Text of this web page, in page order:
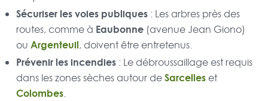
Sécuriser les voies publiques : Les arbres près des
routes, comme à Eaubonne (avenue Jean Giono)
ou Argenteuil, doivent être entretenus.
Prévenir les incendies : Le débroussaillage est requis
dans les zones sèches autour deSarcelles et
Colombes.